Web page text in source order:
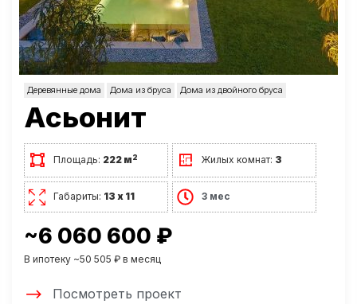
Деревянные дома Дома из бруса Дома из двойного бруса
Асьонит
Площадь: 222 м2 Жилых комнат: 3
Габариты: 13 х 11 3 мес
~6 060 600 ₽
В ипотеку ~50 505 ₽ в месяц
Посмотреть проект